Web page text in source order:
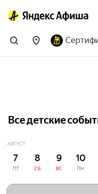
Все детские
АВГУСТ
7
ПТ
8
СБ
9
ВС
10
ПН